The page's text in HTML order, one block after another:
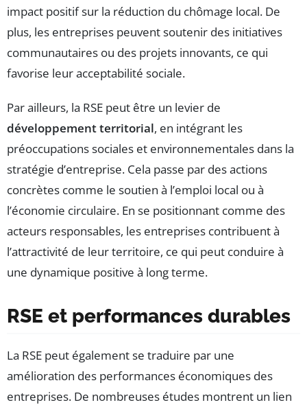
impact positif sur la réduction du chômage local. De
plus, les entreprises peuvent soutenir des initiatives
communautaires ou des projets innovants, ce qui
favorise leur acceptabilité sociale.
Par ailleurs, la RSE peut être un levier de
développement territorial, en intégrant les
préoccupations sociales et environnementales dans la
stratégie d’entreprise. Cela passe par des actions
concrètes comme le soutien à l’emploi local ou à
l’économie circulaire. En se positionnant comme des
acteurs responsables, les entreprises contribuent à
l’attractivité de leur territoire, ce qui peut conduire à
une dynamique positive à long terme.
RSE et performances durables
La RSE peut également se traduire par une
amélioration des performances économiques des
entreprises. De nombreuses études montrent un lien